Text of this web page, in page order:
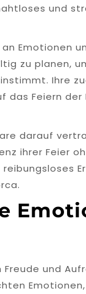
und
Emotionen
zu planen,
Ihre
das Feiern
darauf
ihrer Feier
und